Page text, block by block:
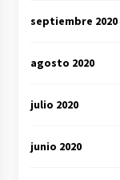
septiembre 2020
agosto 2020
julio 2020
junio 2020